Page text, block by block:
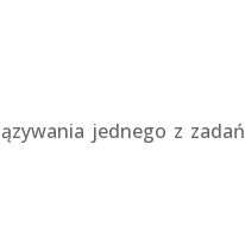
jednego z zadań